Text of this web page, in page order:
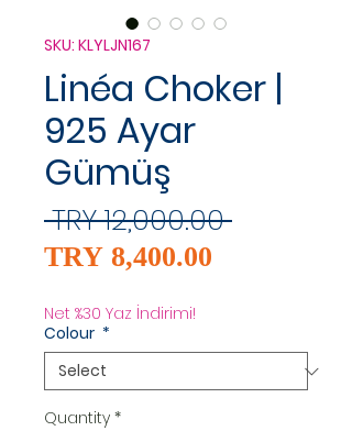
SKU: KLYLJN167
Linéa Choker |
925 Ayar
Gümüş
TRY 12,000.00 Regular
TRY 8,400.00
Net %30 Yaz İndirimi!
Colour *
Quantity *